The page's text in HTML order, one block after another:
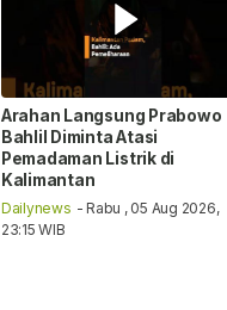
Arahan Langsung Prabowo
Bahlil Diminta Atasi
Pemadaman Listrik di
Kalimantan
Dailynews - Rabu , 05 Aug 2026,
23:15 WIB